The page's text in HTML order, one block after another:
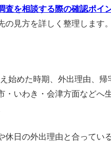
査を相談する際の確認ポイ
見方を詳しく整理します。
始めた時期、外出理由、
いわき・会津方面などへ
日の外出理由と合ってい